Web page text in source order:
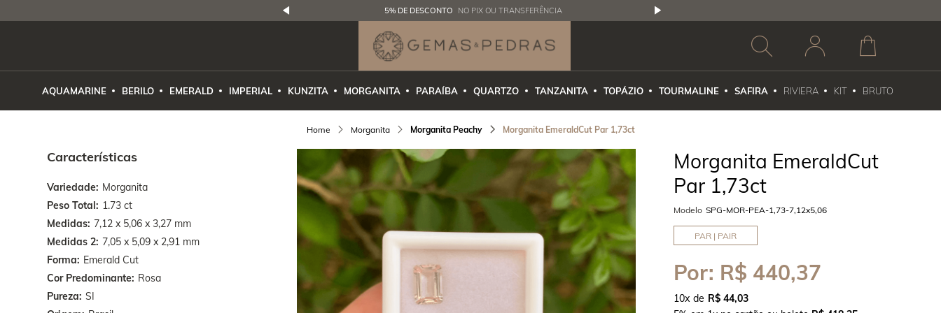
5% DE DESCONTO NO PIX OU TRANSFERÊNCIA
AQUAMARINE BERILO EMERALD IMPERIAL KUNZITA MORGANITA PARAÍBA QUARTZO TANZANITA TOPÁZIO TOURMALINE SAFIRA RIVIERA KIT BRUTO
Morganita Morganita Peachy Morganita EmeraldCut Par 1,73ct
Características
Variedade Morganita
Peso Total 1.73 ct
Medidas 7,12 x 5,06 x 3,27 mm
Medidas 2 7,05 x 5,09 x 2,91 mm
Forma Emerald Cut
Cor Predominante Rosa
Pureza SI
Morganita EmeraldCut
Par 1,73ct
Modelo SPG-MOR-PEA-1,73-7,12x5,06
PAR | PAIR
Por: R$ 440,37
10x
R$ 44,03